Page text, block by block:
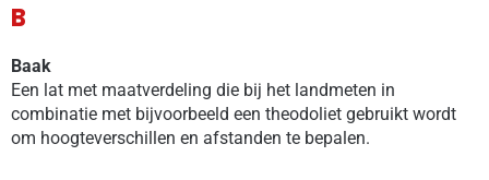
B
Baak
Een lat met maatverdeling die bij het landmeten in
combinatie met bijvoorbeeld een theodoliet gebruikt wordt
om hoogteverschillen en afstanden te bepalen.